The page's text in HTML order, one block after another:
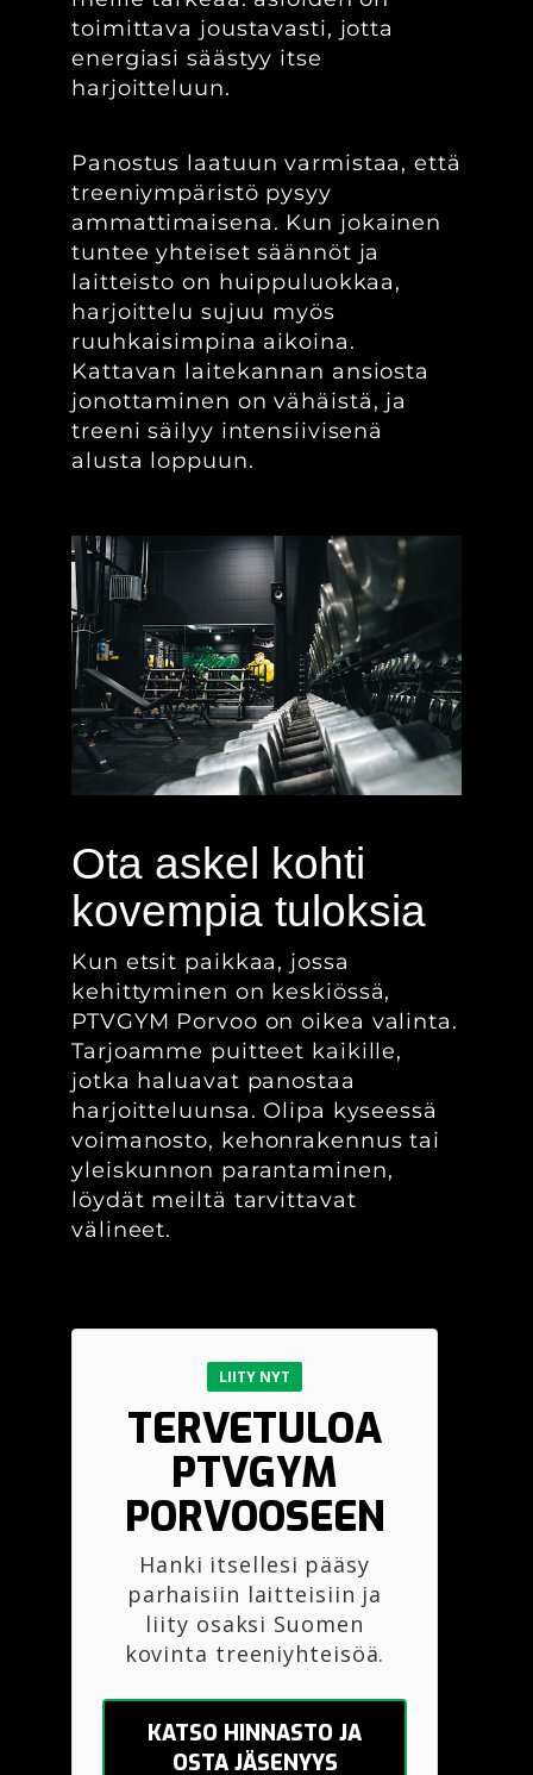
toimittava joustavasti, jotta
energiasi säästyy itse
harjoitteluun.
Panostus laatuun varmistaa, että
treeniympäristö pysyy
ammattimaisena. Kun jokainen
tuntee yhteiset säännöt ja
laitteisto on huippuluokkaa,
harjoittelu sujuu myös
ruuhkaisimpina aikoina.
Kattavan laitekannan ansiosta
jonottaminen on vähäistä, ja
treeni säilyy intensiivisenä
alusta loppuun.
Ota askel kohti
kovempia tuloksia
Kun etsit paikkaa, jossa
kehittyminen on keskiössä,
PTVGYM Porvoo on oikea valinta.
Tarjoamme puitteet kaikille,
jotka haluavat panostaa
harjoitteluunsa. Olipa kyseessä
voimanosto, kehonrakennus tai
yleiskunnon parantaminen,
löydät meiltä tarvittavat
välineet.
LIITY NYT
TERVETULOA
PTVGYM
PORVOOSEEN
Hanki itsellesi pääsy
parhaisiin laitteisiin ja
liity osaksi Suomen
kovinta treeniyhteisöä.
KATSO HINNASTO JA
OSTA JÄSENYYS